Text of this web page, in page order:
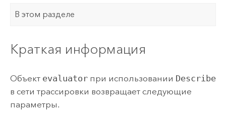
В этом разделе
Краткая информация
Объект evaluatorпри использовании Describe
в сети трассировки возвращает следующие
параметры.